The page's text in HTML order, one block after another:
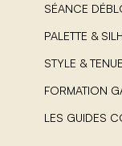
SÉANCE
PALETTE &
STYLE &
FORMATION
LES GUIDES